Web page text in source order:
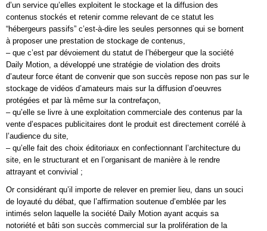
d’un service qu’elles exploitent le stockage et la diffusion des
contenus stockés et retenir comme relevant de ce statut les
“hébergeurs passifs” c’est-à-dire les seules personnes qui se bornent
à proposer une prestation de stockage de contenus,
– que c’est par dévoiement du statut de l’hébergeur que la société
Daily Motion, a développé une stratégie de violation des droits
d’auteur force étant de convenir que son succès repose non pas sur le
stockage de vidéos d’amateurs mais sur la diffusion d’oeuvres
protégées et par là même sur la contrefaçon,
– qu’elle se livre à une exploitation commerciale des contenus par la
vente d’espaces publicitaires dont le produit est directement corrélé à
l’audience du site,
– qu’elle fait des choix éditoriaux en confectionnant l’architecture du
site, en le structurant et en l’organisant de manière à le rendre
attrayant et convivial ;
Or considérant qu’il importe de relever en premier lieu, dans un souci
de loyauté du débat, que l’affirmation soutenue d’emblée par les
intimés selon laquelle la société Daily Motion ayant acquis sa
notoriété et bâti son succès commercial sur la prolifération de la